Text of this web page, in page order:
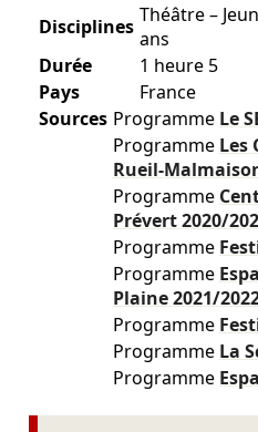
Disciplines Théâtre –
ans
Durée
1 heure 5
Pays
France
Sources Programme Le
Programme Les
Rueil-
Programme
Prévert2020/
Programme
Programme
Plaine2021/
Programme
Programme La
Programme